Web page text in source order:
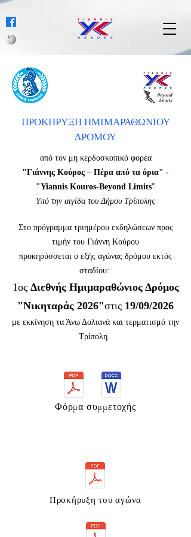
ΠΡΟΚΗΡΥΞΗ ΗΜΙΜΑΡΑΘΩΝΙΟΥ
ΔΡΟΜΟΥ
από τον μη κερδοσκοπικό φορέα
"Γιάννης Κούρος – Πέρα από τα όρια" -
"Yiannis Kouros-Beyond Limits"
Υπό την αιγίδα του Δήμου Τρίπολης
Στο πρόγραμμα τριημέρου εκδηλώσεων προς
τιμήν του Γιάννη Κούρου
προκηρύσσεται ο εξής αγώνας δρόμου εκτός
σταδίου:
1ος Διεθνής Ημιμαραθώνιος Δρόμος
"Νικηταράς 2026"στις 19/09/2026
με εκκίνηση τα Άνω Δολιανά και τερματισμό την
Τρίπολη.
Φόρμα συμμετοχής
Προκήρυξη του αγώνα